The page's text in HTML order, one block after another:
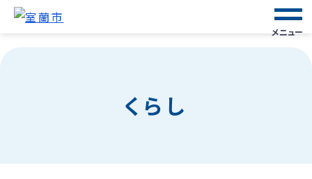
メニュー
くらし